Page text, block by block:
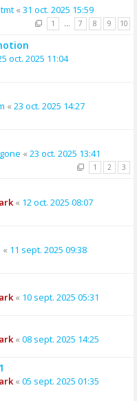
« 31 oct. 2025 15:59
1 … 7 8 9 10
oct. 2025 11:04
« 23 oct. 2025 14:27
« 23 oct. 2025 13:41
1 2 3
« 12 oct. 2025 08:07
« 11 sept. 2025 09:38
« 10 sept. 2025 05:31
« 08 sept. 2025 14:25
« 05 sept. 2025 01:35